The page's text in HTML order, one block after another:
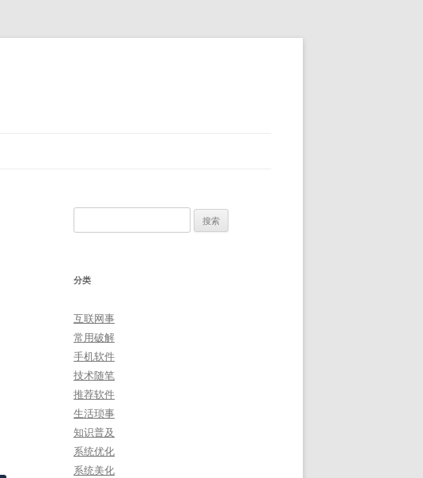
索：
分类
互联网事
常用破解
手机软件
技术随笔
推荐软件
生活琐事
知识普及
系统优化
系统美化